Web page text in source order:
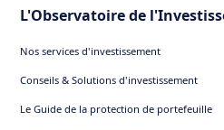
L'Observatoire de
Nos services d'investissement
Conseils & Solutions d'investissement
Le Guide de la protection de portefeuille